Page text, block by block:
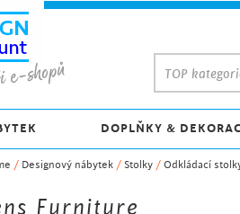
/ Designový nábytek / Stolky / Odkládací
Furniture
TOP
DOPLŇKY &